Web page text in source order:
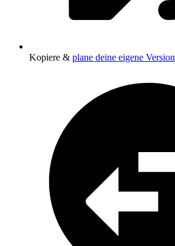
Kopiere & plane deine eigene Version